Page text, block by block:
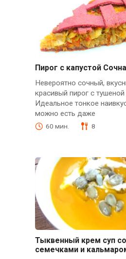
Пирог с капустой
Невероятно сочный,
красивый пирог с тушеной
Идеальное тонкое
можно есть даже
60 мин. 8
Тыквенный крем суп
семечками и